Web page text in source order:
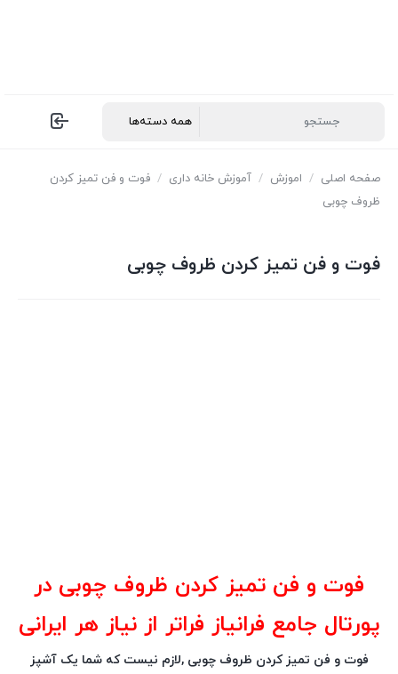
صفحه اصلی / اموزش / آموزش خانه داری / فوت و فن تمیز کردن
ظروف چوبی
فوت و فن تمیز کردن ظروف چوبی
فوت و فن تمیز کردن ظروف چوبی در
پورتال جامع فرانیاز فراتر از نیاز هر ایرانی
فوت و فن تمیز کردن ظروف چوبی ,لازم نیست که شما یک آشپز